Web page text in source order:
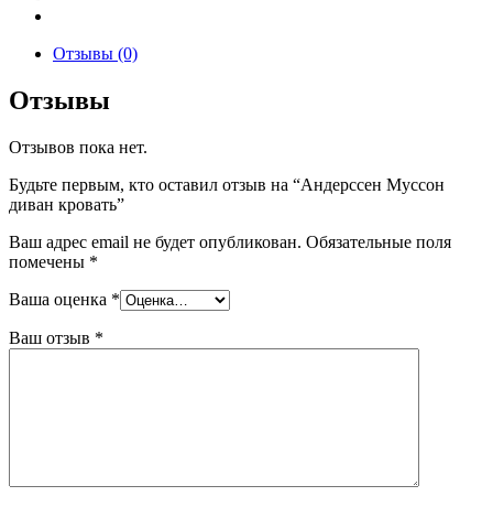
Отзывы (0)
Отзывы
Отзывов пока нет.
Будьте первым, кто оставил отзыв на “Андерссен Муссон
диван кровать”
Ваш адрес email не будет опубликован. Обязательные поля
помечены *
Ваша оценка *
Ваш отзыв *